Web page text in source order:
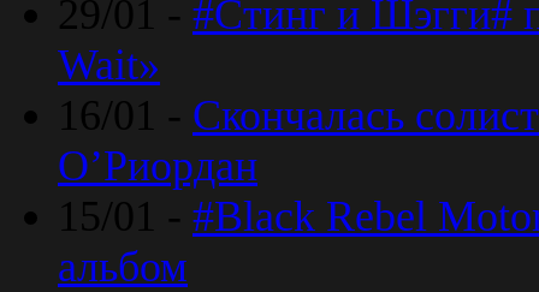
29/01 - #Стинг и Шэгги#
Wait»
16/01 - Скончалась
O’Риордан
15/01 - #Black Rebel
альбом